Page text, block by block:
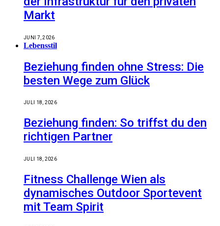
Markt
JUNI 7, 2026
Lebensstil
Beziehung finden ohne Stress: Die
besten Wege zum Glück
JULI 18, 2026
Beziehung finden: So triffst du den
richtigen Partner
JULI 18, 2026
Fitness Challenge Wien als
dynamisches Outdoor Sportevent
mit Team Spirit